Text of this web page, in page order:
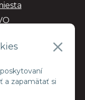
a zapamätať si